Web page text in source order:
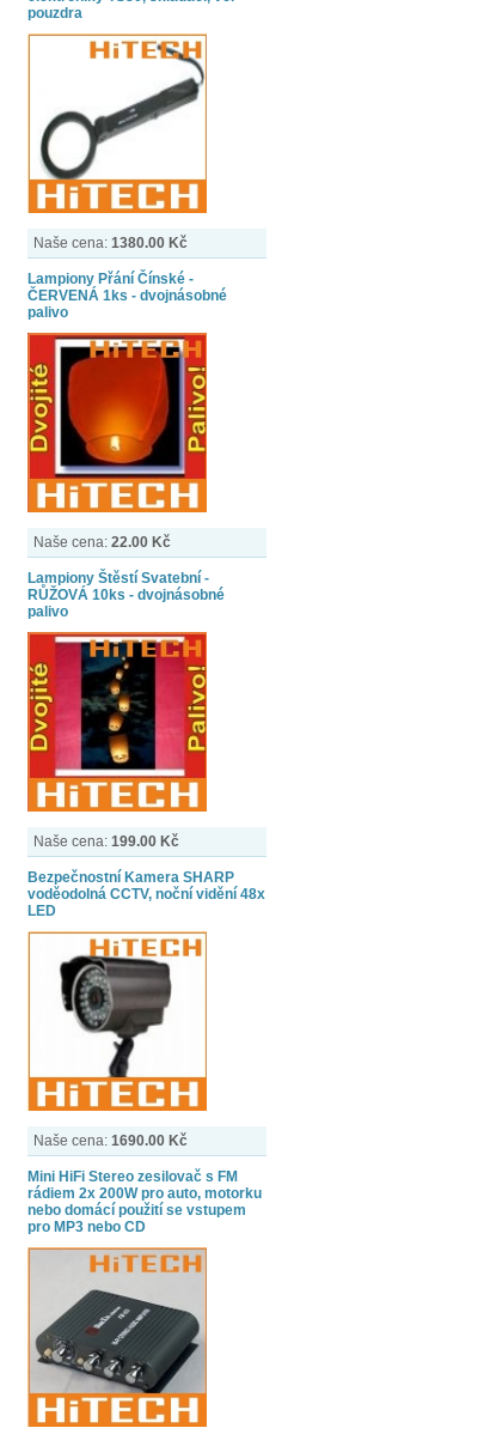
pouzdra
Naše cena: 1380.00 Kč
Lampiony Přání Čínské -
ČERVENÁ 1ks - dvojnásobné
palivo
Naše cena: 22.00 Kč
Lampiony Štěstí Svatební -
RŮŽOVÁ 10ks - dvojnásobné
palivo
Naše cena: 199.00 Kč
Bezpečnostní Kamera SHARP
voděodolná CCTV, noční vidění 48x
LED
Naše cena: 1690.00 Kč
Mini HiFi Stereo zesilovač s FM
rádiem 2x 200W pro auto, motorku
nebo domácí použití se vstupem
pro MP3 nebo CD